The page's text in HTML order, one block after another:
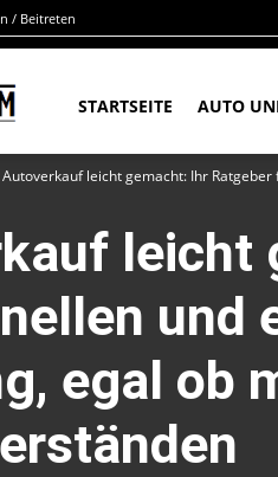
/ Beitreten
STARTSEITE AUTO
Autoverkauf leicht gemacht: Ihr
leicht
und
egal ob